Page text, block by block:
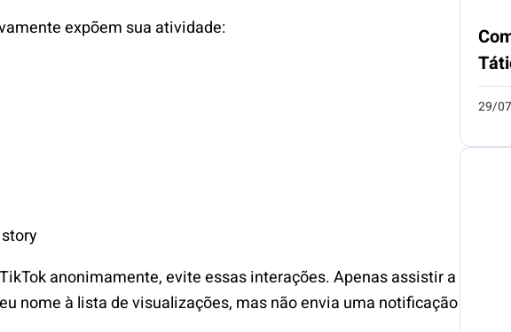
expõem sua atividade:
anonimamente, evite essas interações. Apenas assistir a
nome à lista de visualizações, mas não envia uma notificação
29/